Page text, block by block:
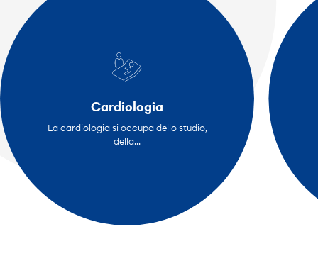
Cardiologia
La cardiologia si occupa dello studio,
della...